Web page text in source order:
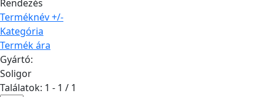
Rendezés
Terméknév +/-
Kategória
Termék ára
Gyártó:
Soligor
Találatok: 1 - 1 / 1